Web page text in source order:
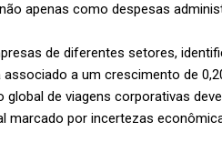
apenas como despesas
de diferentes setores,
a um crescimento de
de viagens corporativas
marcado por incertezas